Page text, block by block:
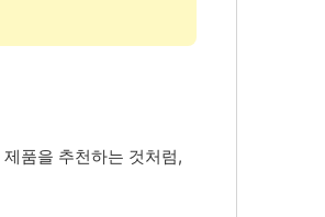
품을 추천하는 것처럼,